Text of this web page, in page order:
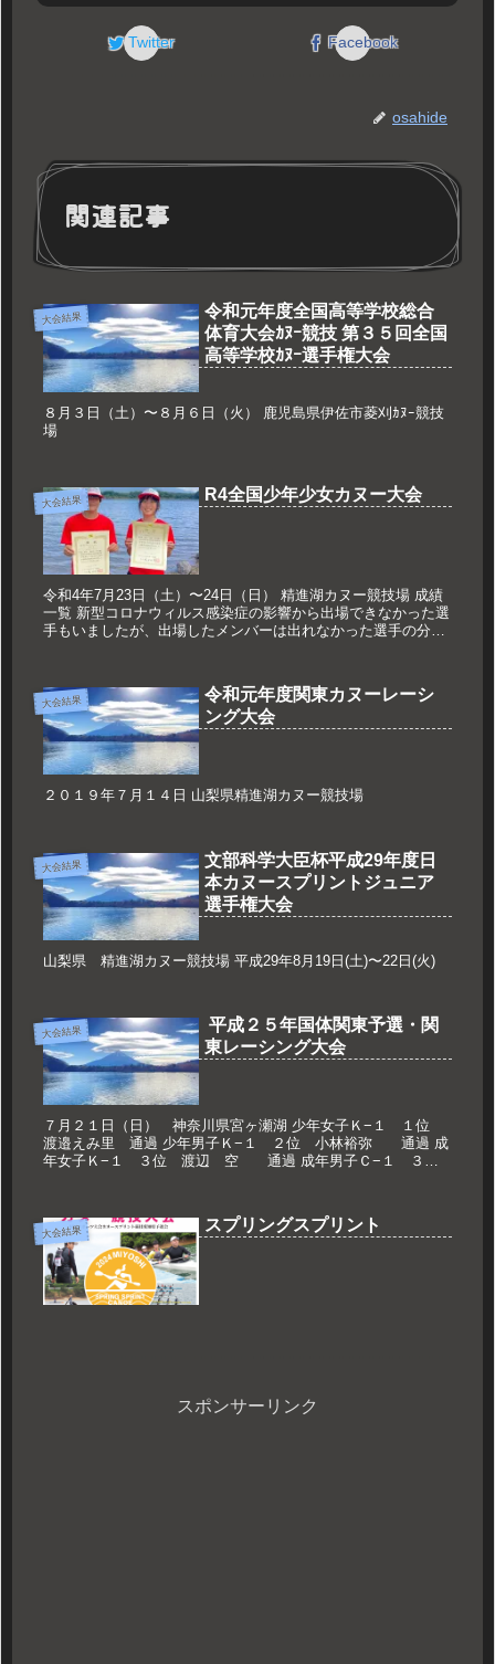
Twitter Facebook
osahide
関連記事
大会結果
令和元年度全国高等学校総合
体育大会ｶﾇｰ競技 第３５回全国
高等学校ｶﾇｰ選手権大会
８月３日（土）〜８月６日（火） 鹿児島県伊佐市菱刈ｶﾇｰ競技
場
大会結果 R4全国少年少女カヌー大会
令和4年7月23日（土）〜24日（日） 精進湖カヌー競技場 成績
一覧 新型コロナウィルス感染症の影響から出場できなかった選
手もいましたが、出場したメンバーは出れなかった選手の分ま
大会結果
令和元年度関東カヌーレーシ
ング大会
２０１９年７月１４日 山梨県精進湖カヌー競技場
大会結果
文部科学大臣杯平成29年度日
本カヌースプリントジュニア
選手権大会
山梨県 精進湖カヌー競技場 平成29年8月19日(土)〜22日(火)
大会結果
平成２５年国体関東予選・関
東レーシング大会
７月２１日（日） 神奈川県宮ヶ瀬湖 少年女子Ｋ−１ １位
渡邉えみ里 通過 少年男子Ｋ−１ ２位 小林裕弥 通過 成
年女子Ｋ−１ ３位 渡辺 空 通過 成年男子Ｃ−１ ３
大会結果 スプリングスプリント
スポンサーリンク